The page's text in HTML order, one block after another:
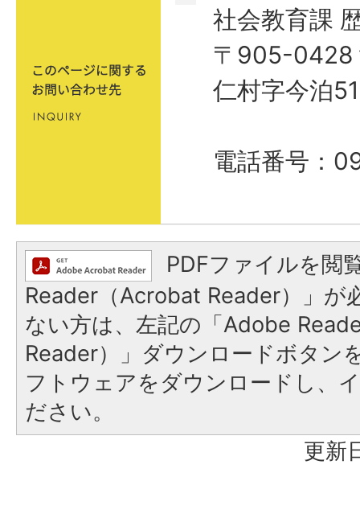
社会教育課
〒905-0428
仁村字今泊
電話番号：
PDFファイルを閲
Reader（Acrobat Reader）」が
ない方は、左記の「Adobe
Reader）」ダウンロードボタン
フトウェアをダウンロードし、
ださい。
更新